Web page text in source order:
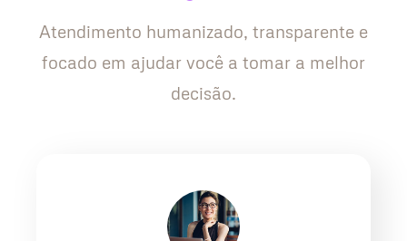
Atendimento humanizado, transparente e
focado em ajudar você a tomar a melhor
decisão.